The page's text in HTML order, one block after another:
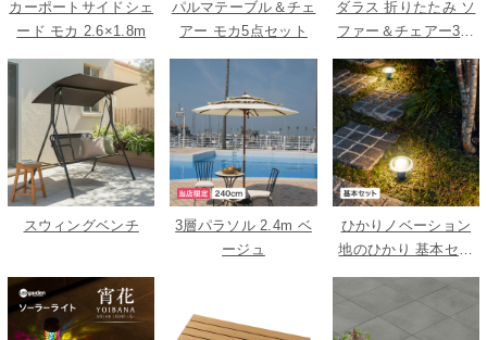
カーポートサイドシェ
ード モカ 2.6×1.8m
パルマテーブル＆チェ
アー モカ5点セット
ダラス 折りたたみ ソ
ファー＆チェアー3点
セット
スウィングベンチ
3層パラソル 2.4m ベ
ージュ
ひかりノベーション
地のひかり 基本セッ